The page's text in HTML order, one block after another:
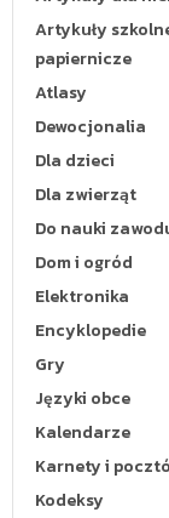
Artykuły
papiernicze
Atlasy
Dewocjonalia
Dla dzieci
Dla zwierząt
Do nauki
Dom i ogród
Elektronika
Encyklopedie
Gry
Języki obce
Kalendarze
Karnety i
Kodeksy